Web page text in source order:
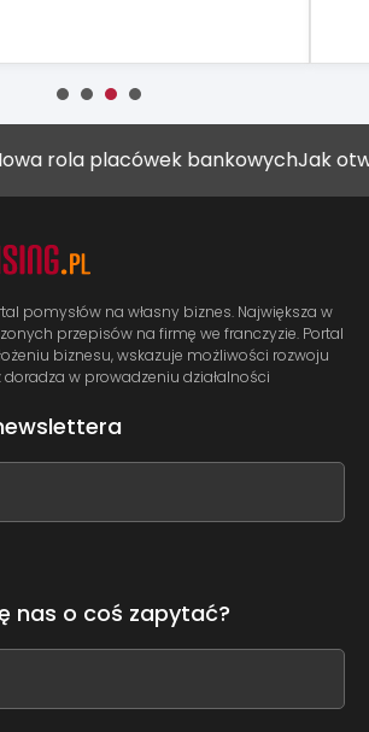
placówek bankowychJak otworzyć
pomysłów na własny biznes. Największa w
przepisów na firmę we franczyzie. Portal
biznesu, wskazuje możliwości rozwoju
w prowadzeniu działalności
nas o coś zapytać?